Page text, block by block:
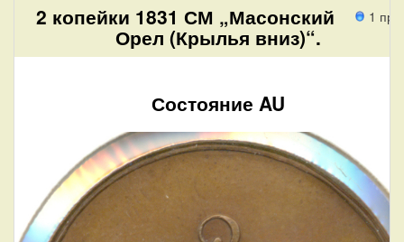
1
2 копейки 1831 СМ „Масонский
Орел (Крылья вниз)“.
Состояние AU